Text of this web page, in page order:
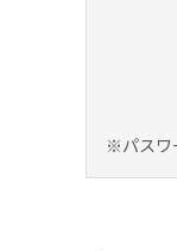
※パスワ